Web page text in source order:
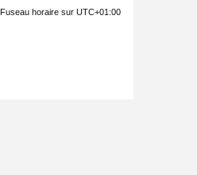
Fuseau horaire sur UTC+01:00